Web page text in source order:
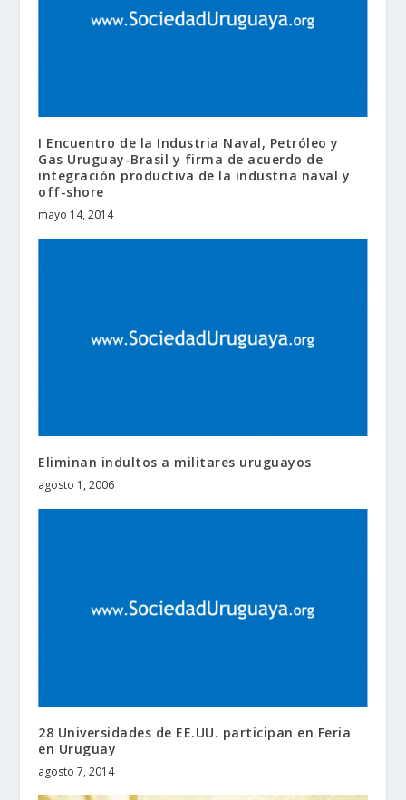
I Encuentro de la Industria Naval, Petróleo y
Gas Uruguay-Brasil y firma de acuerdo de
integración productiva de la industria naval y
off-shore
mayo 14, 2014
Eliminan indultos a militares uruguayos
agosto 1, 2006
28 Universidades de EE.UU. participan en Feria
en Uruguay
agosto 7, 2014